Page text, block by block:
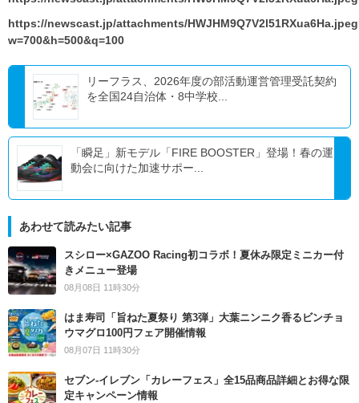
https://newscast.jp/attachments/
w=700&h=500&q=100
リーフラス、2026年度の部活動運営管理受託契約
を全国24自治体・8中学校...
「瞬足」新モデル「FIRE BOOSTER」登場！春の運
動会に向けた加速サポー...
あわせて読みたい記事
スシロー×GAZOO Racing初コラボ！夏休み限定ミニカー付
きメニュー登場
08月08日 11時30分
はま寿司「旨ねた夏祭り 第3弾」大葉ニンニク香るビンチョ
ウマグロ100円フェア開催情報
08月07日 11時30分
セブン‐イレブン「カレーフェス」全15品商品詳細とお得な限
定キャンペーン情報